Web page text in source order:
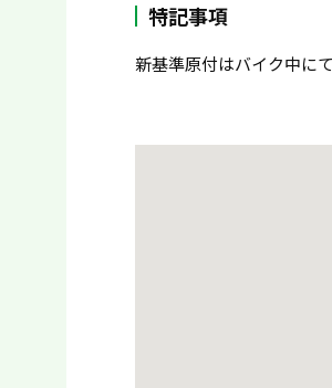
特記事項
新基準原付はバイク中に